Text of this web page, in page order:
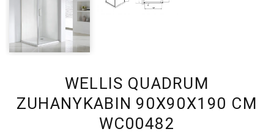
WELLIS QUADRUM
ZUHANYKABIN 90X90X190 CM
WC00482